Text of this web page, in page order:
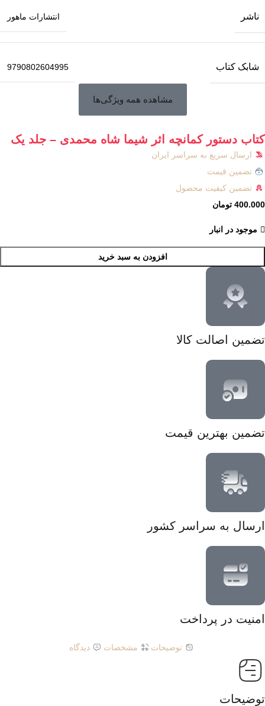
ناشر انتشارات ماهور
شابک کتاب 9790802604995
مشاهده همه ویژگی‌ها
کتاب دستور کمانچه اثر شیما شاه محمدی – جلد یک
ارسال سریع به سراسر ایران
تضمین قیمت
تضمین کیفیت محصول
400.000 تومان
موجود در انبار
افزودن به سبد خرید
تضمین اصالت کالا
تضمین بهترین قیمت
ارسال به سراسر کشور
امنیت در پرداخت
توضیحات مشخصات دیدگاه
توضیحات